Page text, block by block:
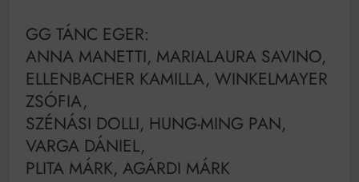
GG TÁNC EGER:
ANNA MANETTI, MARIALAURA SAVINO,
ELLENBACHER KAMILLA, WINKELMAYER
ZSÓFIA,
SZÉNÁSI DOLLI, HUNG-MING PAN,
VARGA DÁNIEL,
PLITA MÁRK, AGÁRDI MÁRK